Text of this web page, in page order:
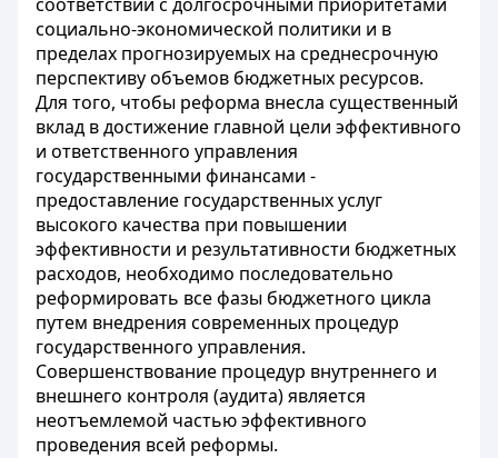
социально-экономической политики и в
пределах прогнозируемых на среднесрочную
перспективу объемов бюджетных ресурсов.
Для того, чтобы реформа внесла существенный
вклад в достижение главной цели эффективного
и ответственного управления
государственными финансами -
предоставление государственных услуг
высокого качества при повышении
эффективности и результативности бюджетных
расходов, необходимо последовательно
реформировать все фазы бюджетного цикла
путем внедрения современных процедур
государственного управления.
Совершенствование процедур внутреннего и
внешнего контроля (аудита) является
неотъемлемой частью эффективного
проведения всей реформы.